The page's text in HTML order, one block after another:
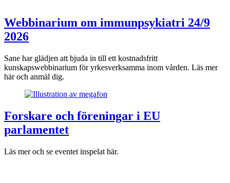
Webbinarium om immunpsykiatri 24/9
2026
Sane har glädjen att bjuda in till ett kostnadsfritt
kunskapswebbinarium för yrkesverksamma inom vården. Läs mer
här och anmäl dig.
Forskare och föreningar i EU
parlamentet
Läs mer och se eventet inspelat här.